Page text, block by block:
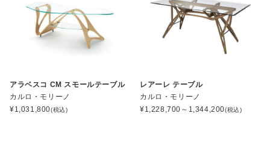
アラベスコ CM スモールテーブル
カルロ・モリーノ
¥1,031,800(税込)
レアーレ テーブル
カルロ・モリーノ
¥1,228,700～1,344,200(税込)